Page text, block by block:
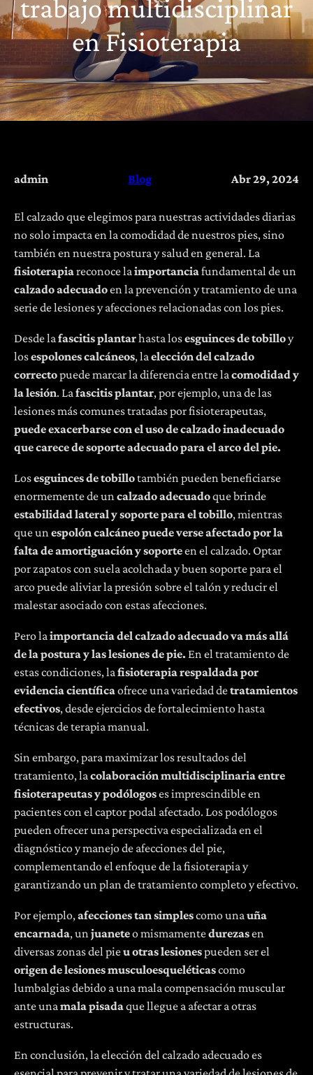
trabajo multidisciplinar
en Fisioterapia
admin Blog Abr 29, 2024
El calzado que elegimos para nuestras actividades diarias
no solo impacta en la comodidad de nuestros pies, sino
también en nuestra postura y salud en general. La
fisioterapiareconoce laimportanciafundamental de un
calzado adecuadoen la prevención y tratamiento de una
serie de lesiones y afecciones relacionadas con los pies.
Desde lafascitis plantarhasta losesguinces de tobilloy
losespolones calcáneos, laelección del calzado
correctopuede marcar la diferencia entre lacomodidad y
la lesión. Lafascitis plantar, por ejemplo, una de las
lesiones más comunes tratadas por fisioterapeutas,
puede exacerbarse con el uso de calzado inadecuado
que carece de soporte adecuado para el arco del pie.
Losesguinces de tobillotambién pueden beneficiarse
enormemente de uncalzado adecuadoque brinde
estabilidad lateral y soporte para el tobillo, mientras
que unespolón calcáneo puede verse afectado por la
falta de amortiguación y soporteen el calzado. Optar
por zapatos con suela acolchada y buen soporte para el
arco puede aliviar la presión sobre el talón y reducir el
malestar asociado con estas afecciones.
Pero laimportancia del calzado adecuado va más allá
de la postura y las lesiones de pie.En el tratamiento de
estas condiciones, lafisioterapia respaldada por
evidencia científicaofrece una variedad detratamientos
efectivos, desde ejercicios de fortalecimiento hasta
técnicas de terapia manual.
Sin embargo, para maximizar los resultados del
tratamiento, lacolaboración multidisciplinaria entre
fisioterapeutas y podólogoses imprescindible en
pacientes con el captor podal afectado. Los podólogos
pueden ofrecer una perspectiva especializada en el
diagnóstico y manejo de afecciones del pie,
complementando el enfoque de la fisioterapia y
garantizando un plan de tratamiento completo y efectivo.
Por ejemplo,afecciones tan simplescomo unauña
encarnada, unjuaneteo mismamentedurezasen
diversas zonas del pieu otras lesionespueden ser el
origen de lesiones musculoesqueléticascomo
lumbalgias debido a una mala compensación muscular
ante unamala pisadaque llegue a afectar a otras
estructuras.
En conclusión, la elección del calzado adecuado es